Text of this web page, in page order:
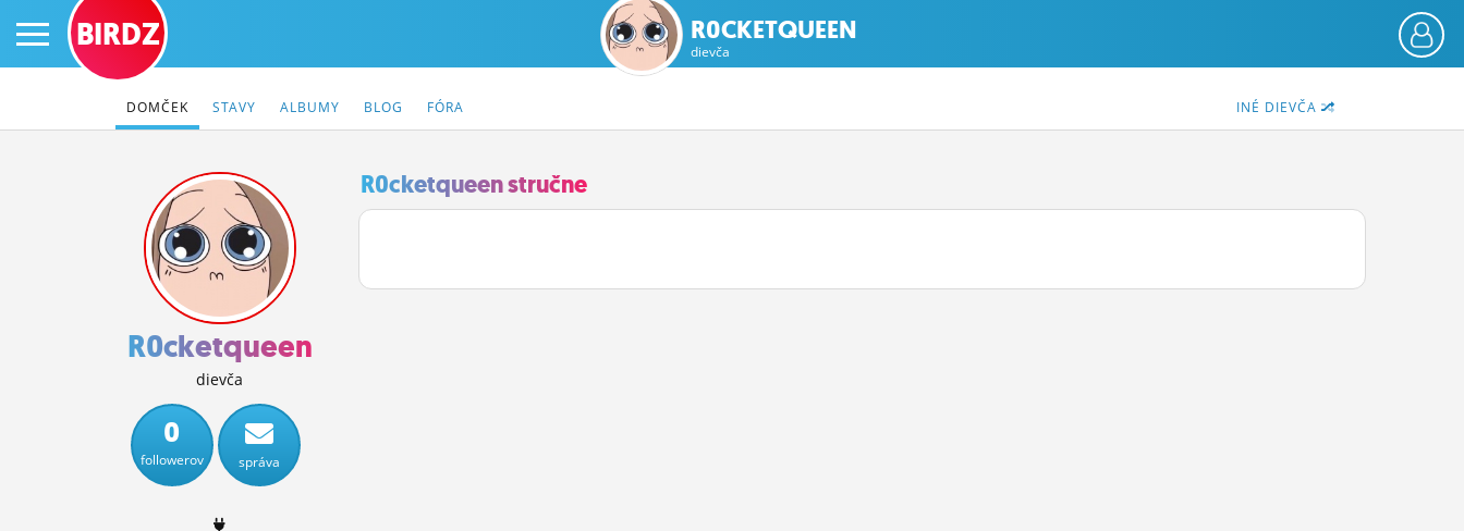
PRIHLÁS SA
ČINŽIAK
FÓRUM
BLOGY
OBRÁZKY
BIRDZ R0CKETQUEEN
dievča
INÉ DIEVČA
DOMČEK STAVY ALBUMY BLOG FÓRA
R0cketqueen
dievča
0
followerov správa
R0cketqueen stručne